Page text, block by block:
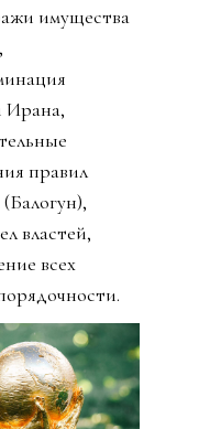
имущества
Ирана,
правил
властей,
всех